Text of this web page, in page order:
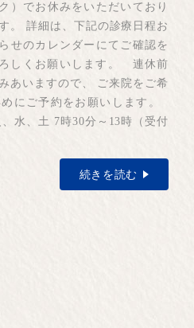
）でお休みをいただいており
。 詳細は、下記の診療日程お
せのカレンダーにてご確認を
しくお願いします。 連休前
あいますので、 ご来院をご希
にご予約をお願いします。
水、土 7時30分～13時（受付
続きを読む